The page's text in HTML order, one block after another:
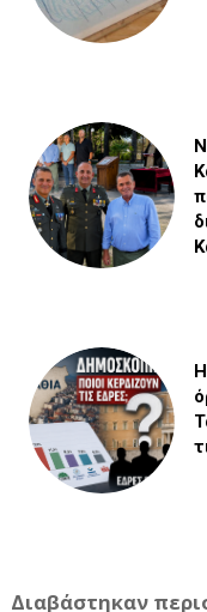
Διαβάστηκαν